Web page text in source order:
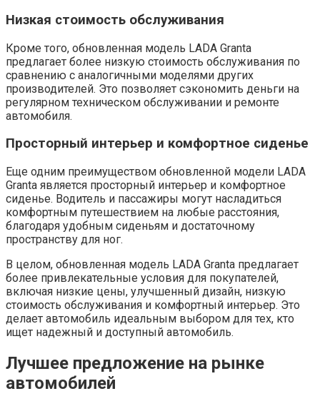
Низкая стоимость обслуживания
Кроме того, обновленная модель LADA Granta
предлагает более низкую стоимость обслуживания по
сравнению с аналогичными моделями других
производителей. Это позволяет сэкономить деньги на
регулярном техническом обслуживании и ремонте
автомобиля.
Просторный интерьер и комфортное сиденье
Еще одним преимуществом обновленной модели LADA
Granta является просторный интерьер и комфортное
сиденье. Водитель и пассажиры могут насладиться
комфортным путешествием на любые расстояния,
благодаря удобным сиденьям и достаточному
пространству для ног.
В целом, обновленная модель LADA Granta предлагает
более привлекательные условия для покупателей,
включая низкие цены, улучшенный дизайн, низкую
стоимость обслуживания и комфортный интерьер. Это
делает автомобиль идеальным выбором для тех, кто
ищет надежный и доступный автомобиль.
Лучшее предложение на рынке
автомобилей